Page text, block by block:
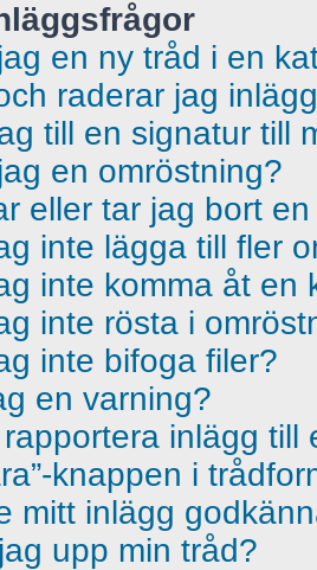
en ny tråd i en
raderar jag
till en signatur till
en omröstning?
eller tar jag bort
inte lägga till fler
inte komma åt en
inte rösta i
inte bifoga filer?
en varning?
inlägg till
knappen i
mitt inlägg
upp min tråd?